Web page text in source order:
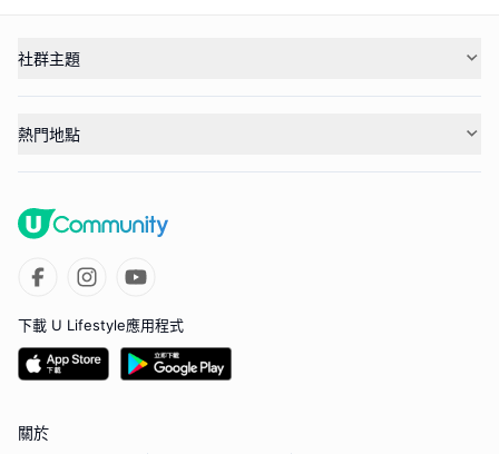
社群主題
熱門地點
下載 U Lifestyle應用程式
關於